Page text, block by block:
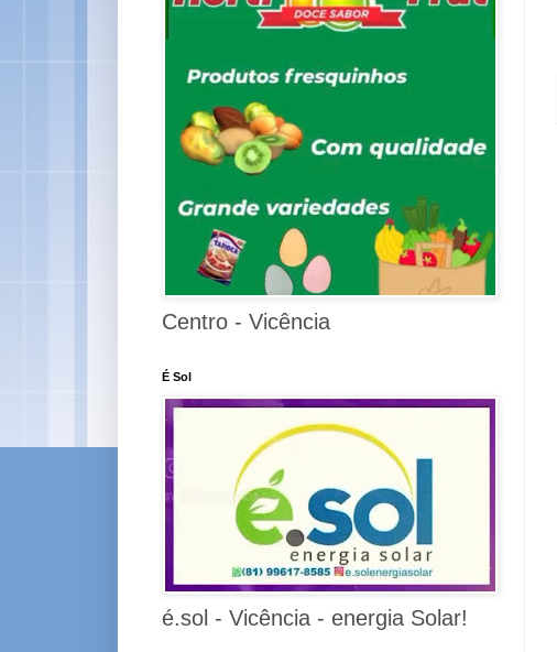
Centro - Vicência
É Sol
é.sol - Vicência - energia Solar!